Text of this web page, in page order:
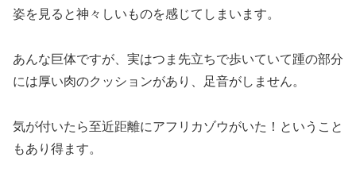
姿を見ると神々しいものを感じてしまいます。
あんな巨体ですが、実はつま先立ちで歩いていて踵の部分
には厚い肉のクッションがあり、足音がしません。
気が付いたら至近距離にアフリカゾウがいた！ということ
もあり得ます。